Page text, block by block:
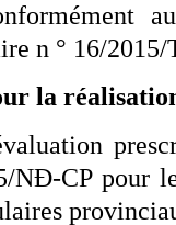
n ° 16/
la
NĐ-CP pour